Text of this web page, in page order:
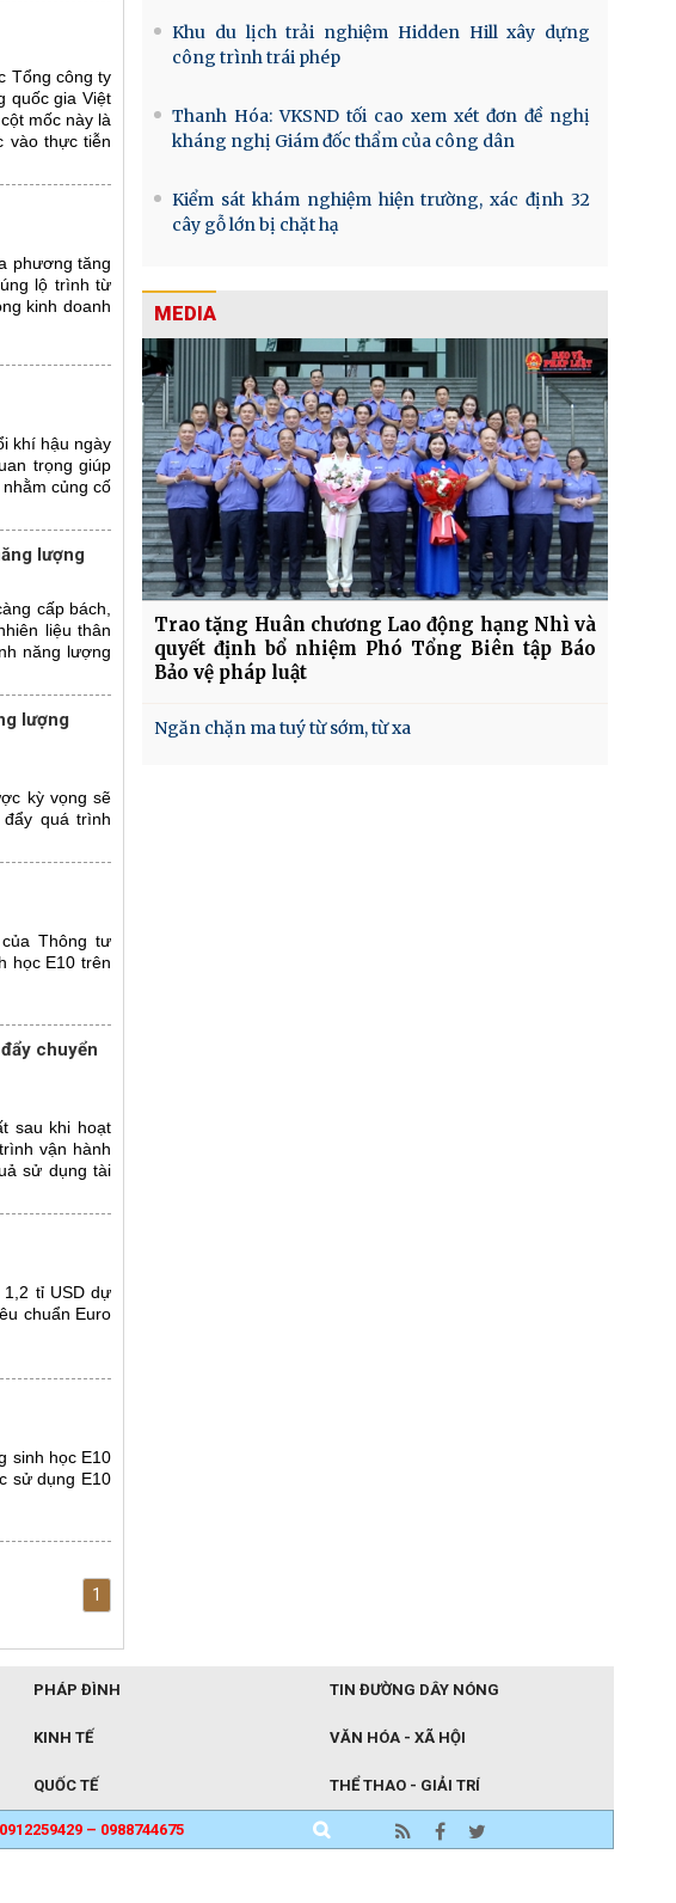
Tổng công ty
quốc gia Việt
mốc này là
vào thực tiễn
phương tăng
lộ trình từ
kinh doanh
khí hậu ngày
trọng giúp
củng cố
lượng
cấp bách,
liệu thân
năng lượng
lượng
kỳ vọng sẽ
quá trình
Thông tư
học E10 trên
chuyển
sau khi hoạt
vận hành
sử dụng tài
tỉ USD dự
chuẩn Euro
sinh học E10
sử dụng E10
1
Khu du lịch trải nghiệm Hidden Hill xây dựng
công trình trái phép
Thanh Hóa: VKSND tối cao xem xét đơn đề nghị
kháng nghị Giám đốc thẩm của công dân
Kiểm sát khám nghiệm hiện trường, xác định 32
cây gỗ lớn bị chặt hạ
MEDIA
Trao tặng Huân chương Lao động hạng Nhì và
quyết định bổ nhiệm Phó Tổng Biên tập Báo
Bảo vệ pháp luật
Ngăn chặn ma tuý từ sớm, từ xa
PHÁP ĐÌNH TIN ĐƯỜNG DÂY NÓNG
KINH TẾ VĂN HÓA - XÃ HỘI
QUỐC TẾ THỂ THAO - GIẢI TRÍ
0912259429 – 0988744675